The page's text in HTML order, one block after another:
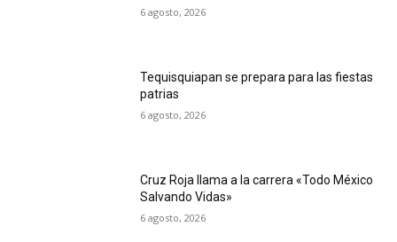
6 agosto, 2026
Tequisquiapan se prepara para las fiestas
patrias
6 agosto, 2026
Cruz Roja llama a la carrera «Todo México
Salvando Vidas»
6 agosto, 2026